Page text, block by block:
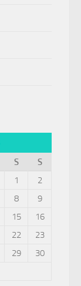
S
S
1
2
8
9
15
16
22
23
29
30